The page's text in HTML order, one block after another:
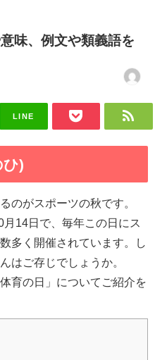
味、例文や類義語を
LINE
ひ)
のがスポーツの秋です。
14日で、毎年この日にス
多く開催されています。し
はご存じでしょうか。
育の日」についてご紹介を